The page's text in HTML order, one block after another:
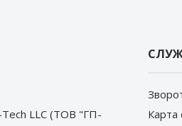
LLC (ТОВ "ГП-
Карта